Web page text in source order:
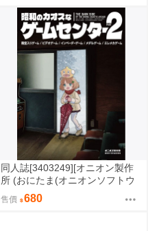
同人誌[3403249][オニオン製作
所 (おにたま(オニオンソフトウ
ェア))]昭和のカオスなゲームセ
ンター PART 2 (其他)
售價 680